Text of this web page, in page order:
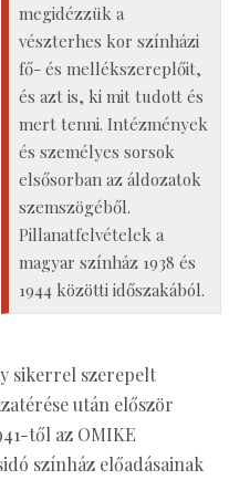
megidézzük a
vészterhes kor színházi
fő- és mellékszereplőit,
és azt is, ki mit tudott és
mert tenni. Intézmények
és személyes sorsok
elsősorban az áldozatok
szemszögéből.
Pillanatfelvételek a
magyar színház 1938 és
1944 közötti időszakából.
sikerrel szerepelt
után először
től az OMIKE
színház előadásainak